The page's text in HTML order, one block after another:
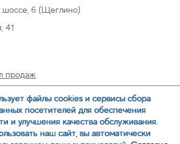
шоссе, 6 (Щеглино)
41
продаж
закупок
файлы cookies и сервисы сбора
посетителей для обеспечения
и улучшения качества обслуживания.
наш сайт, вы автоматически